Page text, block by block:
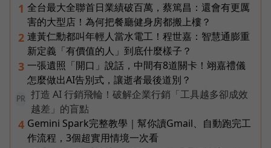
1 全台最大全聯首日業績破百萬，蔡篤昌：還會有更厲
害的大型店！為何把餐廳健身房都搬上樓？
2 連黃仁勳都叫年輕人當水電工！程世嘉：智慧通膨重
新定義「有價值的人」到底什麼樣子？
3 一張遺照「開口」說話，中間有8道關卡！翊嘉禮儀
怎麼做出AI告別式，讓逝者最後道別？
PR
打造 AI 行銷飛輪！破解企業行銷「工具越多卻成效
越差」的盲點
4 Gemini Spark完整教學｜幫你讀Gmail、自動跑完工
作流程，3個超實用情境一次看